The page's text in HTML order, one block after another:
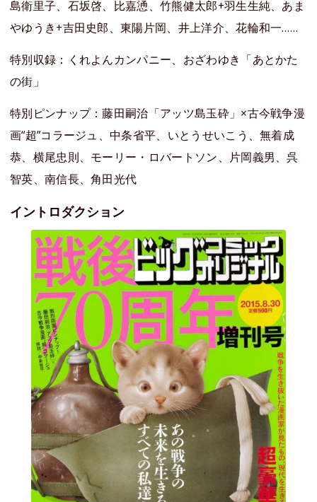
島衛里子、石坂啓、比嘉慂、竹熊健太郎+羽生生純、あま
やゆうき+吉田史郎、東陽片岡、井上洋介、花輪和一……
特別収録：くれよんカンパニー、おざわゆき「あとかた
の街」
特別ピンナップ：藤田嗣治「アッツ島玉砕」×古今戦争漫
画“超”コラージュ、中条省平、いとうせいこう、無着成
恭、横尾忠則、モーリー・ロバートソン、片岡義男、呉
智英、南信長、角田光代
イントロダクション